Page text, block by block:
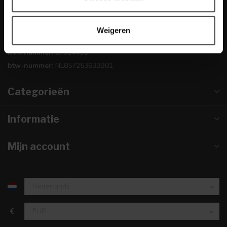
Weigeren
info@dewoonwinkel.nl
KVK nummer:67984495
btw-nummer: NL857253633B01
Categorieën
Informatie
Mijn account
€